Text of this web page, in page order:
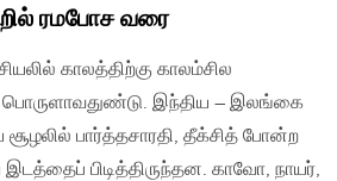
ரமபோச வரை
காலத்திற்கு காலம்சில
பொருளாவதுண்டு. இந்திய – இலங்கை
பார்த்தசாரதி, தீக்சித் போன்ற
பிடித்திருந்தன. காவோ, நாயர்,